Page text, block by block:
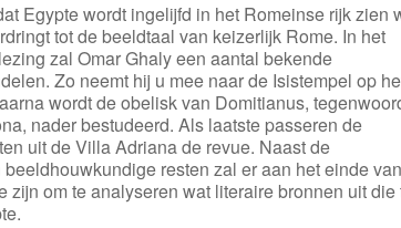
Egypte wordt ingelijfd in het Romeinse rijk zien
tot de beeldtaal van keizerlijk Rome. In het
zal Omar Ghaly een aantal bekende
Zo neemt hij u mee naar de Isistempel op
wordt de obelisk van Domitianus,
nader bestudeerd. Als laatste passeren de
uit de Villa Adriana de revue. Naast de
resten zal er aan het einde van
zijn om te analyseren wat literaire bronnen uit die